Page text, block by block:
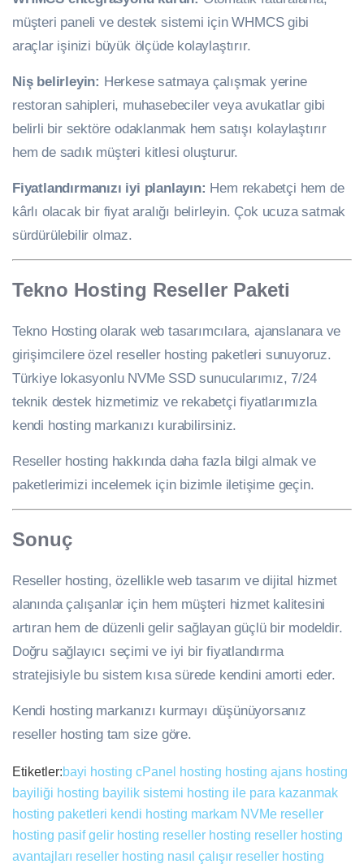
müşteri paneli ve destek sistemi için WHMCS gibi
araçlar işinizi büyük ölçüde kolaylaştırır.
Niş belirleyin: Herkese satmaya çalışmak yerine
restoran sahipleri, muhasebeciler veya avukatlar gibi
belirli bir sektöre odaklanmak hem satışı kolaylaştırır
hem de sadık müşteri kitlesi oluşturur.
Fiyatlandırmanızı iyi planlayın: Hem rekabetçi hem de
kârlı olacak bir fiyat aralığı belirleyin. Çok ucuza satmak
sürdürülebilir olmaz.
Tekno Hosting Reseller Paketi
Tekno Hosting olarak web tasarımcılara, ajanslanara ve
girişimcilere özel reseller hosting paketleri sunuyoruz.
Türkiye lokasyonlu NVMe SSD sunucularımız, 7/24
teknik destek hizmetimiz ve rekabetçi fiyatlarımızla
kendi hosting markanızı kurabilirsiniz.
Reseller hosting hakkında daha fazla bilgi almak ve
paketlerimizi incelemek için bizimle iletişime geçin.
Sonuç
Reseller hosting, özellikle web tasarım ve dijital hizmet
alanında çalışanlar için hem müşteri hizmet kalitesini
artıran hem de düzenli gelir sağlayan güçlü bir modeldir.
Doğru sağlayıcı seçimi ve iyi bir fiyatlandırma
stratejisiyle bu sistem kısa sürede kendini amorti eder.
Kendi hosting markanızı kurmayı düşünüyorsanız
reseller hosting tam size göre.
Etiketler:bayi hosting cPanel hosting hosting ajans hosting
bayiliği hosting bayilik sistemi hosting ile para kazanmak
hosting paketleri kendi hosting markam NVMe reseller
hosting pasif gelir hosting reseller hosting reseller hosting
avantajları reseller hosting nasıl çalışır reseller hosting